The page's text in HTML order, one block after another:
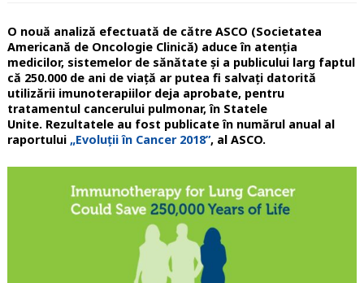
O nouă analiză efectuată de către ASCO (Societatea
Americană de Oncologie Clinică) aduce în atenția
medicilor, sistemelor de sănătate și a publicului larg faptul
că 250.000 de ani de viață ar putea fi salvați datorită
utilizării imunoterapiilor deja aprobate, pentru
tratamentul cancerului pulmonar, în Statele
Unite. Rezultatele au fost publicate în numărul anual al
raportului „Evoluții în Cancer 2018”, al ASCO.